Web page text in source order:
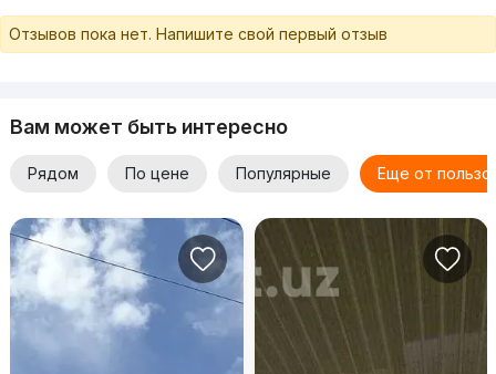
Отзывов пока нет. Напишите свой первый отзыв
Вам может быть интересно
Рядом По цене Популярные Еще от